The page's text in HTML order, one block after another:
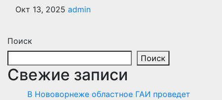
Окт 13, 2025 admin
Поиск
Поиск
Свежие записи
В Нововорнеже областное ГАИ проведет